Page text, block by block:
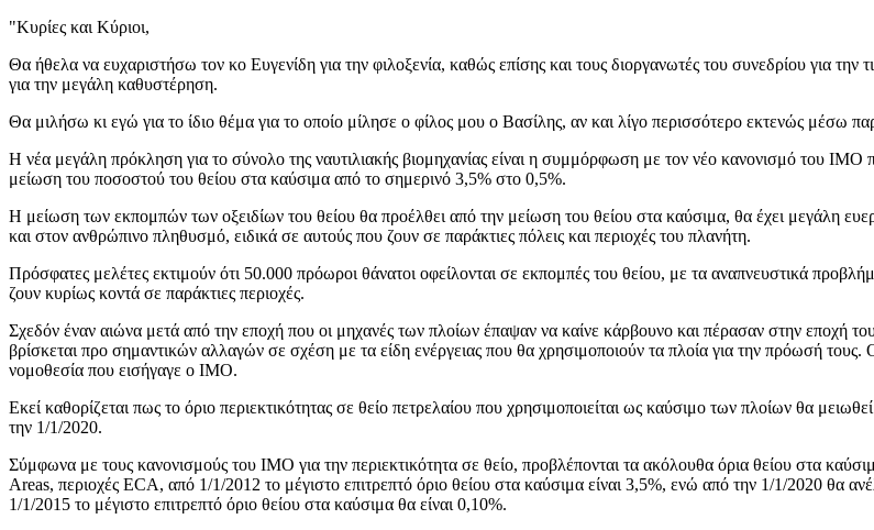
"Κυρίες και Κύριοι,
Θα ήθελα να ευχαριστήσω τον κο Ευγενίδη για την φιλοξενία, καθώς επίσης και τους διοργανωτές του συνεδρίου για την
για την μεγάλη καθυστέρηση.
Θα μιλήσω κι εγώ για το ίδιο θέμα για το οποίο μίλησε ο φίλος μου ο Βασίλης, αν και λίγο περισσότερο εκτενώς μέσω
Η νέα μεγάλη πρόκληση για το σύνολο της ναυτιλιακής βιομηχανίας είναι η συμμόρφωση με τον νέο κανονισμό του ΙΜΟ
μείωση του ποσοστού του θείου στα καύσιμα από το σημερινό 3,5% στο 0,5%.
Η μείωση των εκπομπών των οξειδίων του θείου θα προέλθει από την μείωση του θείου στα καύσιμα, θα έχει μεγάλη
και στον ανθρώπινο πληθυσμό, ειδικά σε αυτούς που ζουν σε παράκτιες πόλεις και περιοχές του πλανήτη.
Πρόσφατες μελέτες εκτιμούν ότι 50.000 πρόωροι θάνατοι οφείλονται σε εκπομπές του θείου, με τα αναπνευστικά
ζουν κυρίως κοντά σε παράκτιες περιοχές.
Σχεδόν έναν αιώνα μετά από την εποχή που οι μηχανές των πλοίων έπαψαν να καίνε κάρβουνο και πέρασαν στην εποχή του
βρίσκεται προ σημαντικών αλλαγών σε σχέση με τα είδη ενέργειας που θα χρησιμοποιούν τα πλοία για την πρόωσή τους.
νομοθεσία που εισήγαγε ο ΙΜΟ.
Εκεί καθορίζεται πως το όριο περιεκτικότητας σε θείο πετρελαίου που χρησιμοποιείται ως καύσιμο των πλοίων θα
την 1/1/2020.
Σύμφωνα με τους κανονισμούς του ΙΜΟ για την περιεκτικότητα σε θείο, προβλέπονται τα ακόλουθα όρια θείου στα
Areas, περιοχές ECA, από 1/1/2012 το μέγιστο επιτρεπτό όριο θείου στα καύσιμα είναι 3,5%, ενώ από την 1/1/2020 θα
1/1/2015 το μέγιστο επιτρεπτό όριο θείου στα καύσιμα θα είναι 0,10%.